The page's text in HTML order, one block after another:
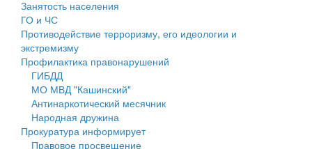
Оценка регулирующего воздействия
Деятельность МУ
Нормативы градостроительного проектирования
Правила землепользования и застройки
Генеральные планы
Занятость населения
ГО и ЧС
Противодействие терроризму, его идеологии и
экстремизму
Профилактика правонарушений
ГИБДД
МО МВД "Кашинский"
Антинаркотический месячник
Народная дружина
Прокуратура информирует
Правовое просвещение